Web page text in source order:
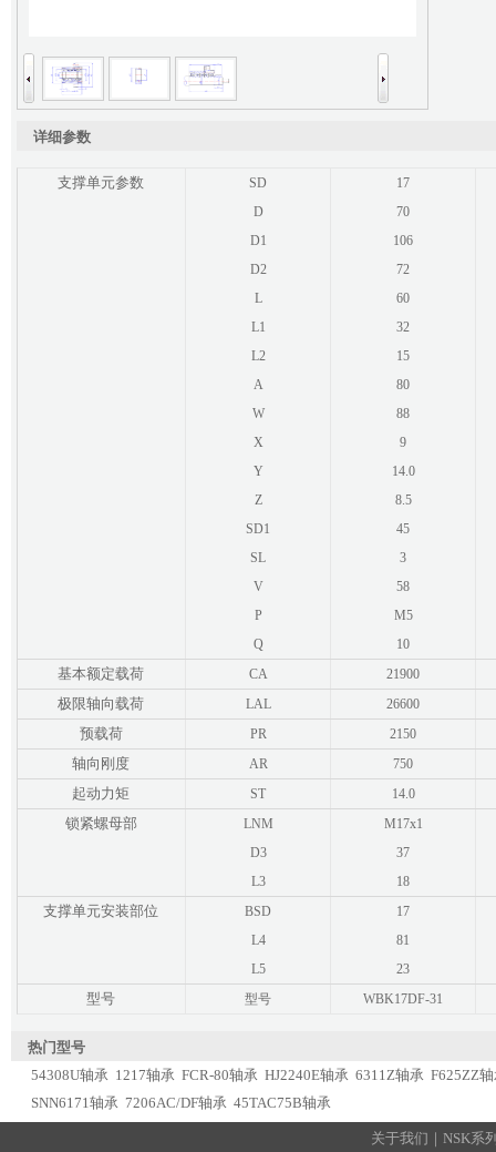
详细参数
支撑单元参数 SD
17
D
70
D1
106
D2
72
L
60
L1
32
L2
15
A
80
W
88
X
9
Y
14.0
Z
8.5
SD1
45
SL
3
V
58
P
M5
Q
10
基本额定载荷 CA 21900
极限轴向载荷 LAL 26600
预载荷 PR 2150
轴向刚度 AR 750
起动力矩 ST 14.0
锁紧螺母部 LNM
M17x1
D3
37
L3
18
支撑单元安装部位 BSD
17
L4
81
L5
23
型号 型号 WBK17DF-31
热门型号
54308U轴承 1217轴承 FCR-80轴承 HJ2240E轴承 6311Z轴承 F625ZZ
SNN6171轴承 7206AC/DF轴承 45TAC75B轴承
关于我们 NSK系